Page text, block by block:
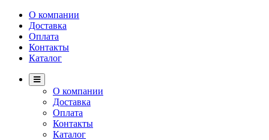
О компании
Доставка
Оплата
Контакты
Каталог
О компании
Доставка
Оплата
Контакты
Каталог